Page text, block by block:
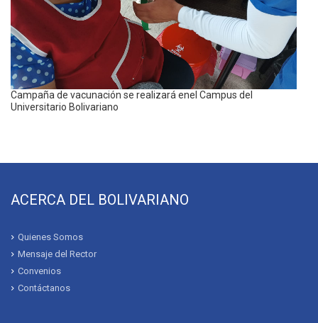
Campaña de vacunación se realizará enel Campus del
Universitario Bolivariano
ACERCA DEL BOLIVARIANO
Quienes Somos
Mensaje del Rector
Convenios
Contáctanos